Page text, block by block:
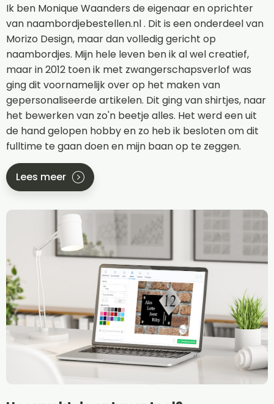
Ik ben Monique Waanders de eigenaar en oprichter
van naambordjebestellen.nl . Dit is een onderdeel van
Morizo Design, maar dan volledig gericht op
naambordjes. Mijn hele leven ben ik al wel creatief,
maar in 2012 toen ik met zwangerschapsverlof was
ging dit voornamelijk over op het maken van
gepersonaliseerde artikelen. Dit ging van shirtjes, naar
het bewerken van zo'n beetje alles. Het werd een uit
de hand gelopen hobby en zo heb ik besloten om dit
fulltime te gaan doen en mijn baan op te zeggen.
Lees meer